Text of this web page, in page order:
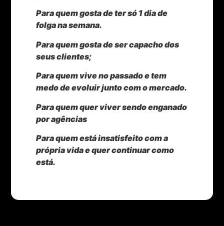
Para quem gosta de ter só 1 dia de
folga na semana.
Para quem gosta de ser capacho dos
seus clientes;
Para quem vive no passado e tem
medo de evoluir junto com o mercado.
Para quem quer viver sendo enganado
por agências
Para quem está insatisfeito com a
própria vida e quer continuar como
está.